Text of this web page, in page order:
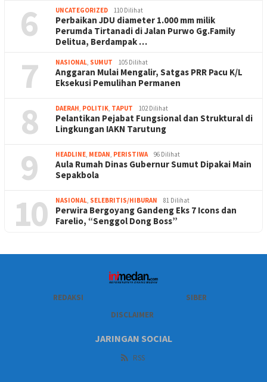
6 UNCATEGORIZED 110 Dilihat
Perbaikan JDU diameter 1.000 mm milik
Perumda Tirtanadi di Jalan Purwo Gg.Family
Delitua, Berdampak …
7 NASIONAL, SUMUT 105 Dilihat
Anggaran Mulai Mengalir, Satgas PRR Pacu K/L
Eksekusi Pemulihan Permanen
8 DAERAH, POLITIK, TAPUT 102 Dilihat
Pelantikan Pejabat Fungsional dan Struktural di
Lingkungan IAKN Tarutung
9 HEADLINE, MEDAN, PERISTIWA 96 Dilihat
Aula Rumah Dinas Gubernur Sumut Dipakai Main
Sepakbola
10 NASIONAL, SELEBRITIS/HIBURAN 81 Dilihat
Perwira Bergoyang Gandeng Eks 7 Icons dan
Farelio, “Senggol Dong Boss”
REDAKSI
SIBER
DISCLAIMER
JARINGAN SOCIAL
RSS